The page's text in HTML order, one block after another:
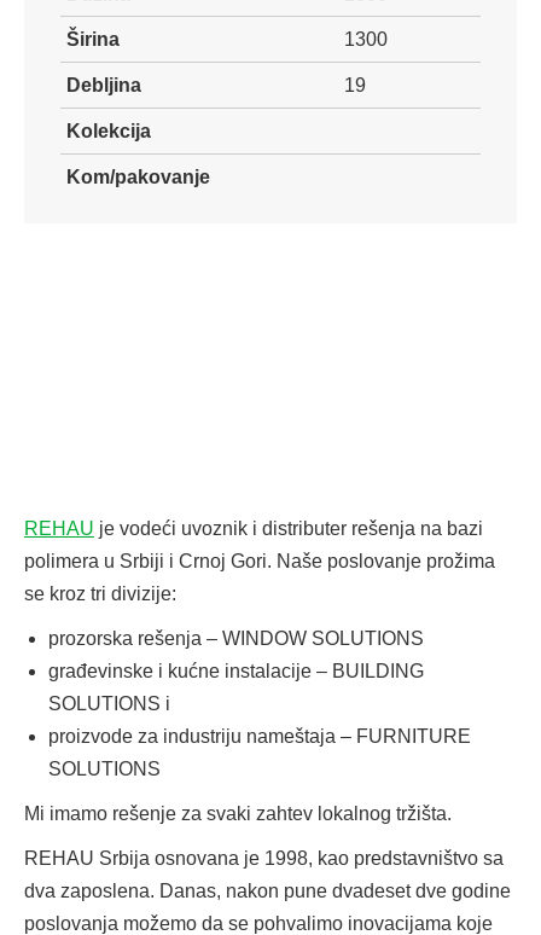
Širina 1300
Debljina 19
Kolekcija
Kom/pakovanje
REHAU je vodeći uvoznik i distributer rešenja na bazi
polimera u Srbiji i Crnoj Gori. Naše poslovanje prožima
se kroz tri divizije:
prozorska rešenja – WINDOW SOLUTIONS
građevinske i kućne instalacije – BUILDING
SOLUTIONS i
proizvode za industriju nameštaja – FURNITURE
SOLUTIONS
Mi imamo rešenje za svaki zahtev lokalnog tržišta.
REHAU Srbija osnovana je 1998, kao predstavništvo sa
dva zaposlena. Danas, nakon pune dvadeset dve godine
poslovanja možemo da se pohvalimo inovacijama koje